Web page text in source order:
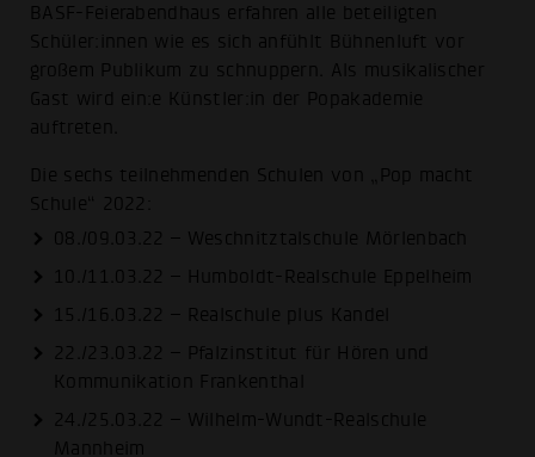
BASF-Feierabendhaus erfahren alle beteiligten
Schüler:innen wie es sich anfühlt Bühnenluft vor
großem Publikum zu schnuppern. Als musikalischer
Gast wird ein:e Künstler:in der Popakademie
auftreten.
Die sechs teilnehmenden Schulen von „Pop macht
Schule“ 2022:
08./09.03.22 – Weschnitztalschule Mörlenbach
10./11.03.22 – Humboldt-Realschule Eppelheim
15./16.03.22 – Realschule plus Kandel
22./23.03.22 – Pfalzinstitut für Hören und
Kommunikation Frankenthal
24./25.03.22 – Wilhelm-Wundt-Realschule
Mannheim